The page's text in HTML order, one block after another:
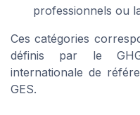
professionnels ou
Ces catégories
définis par le
internationale de
GES.